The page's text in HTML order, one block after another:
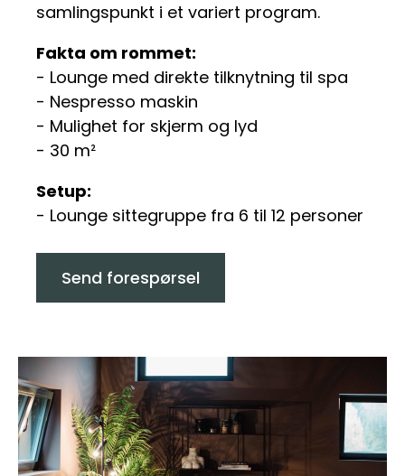
samlingspunkt i et variert program.
Fakta om rommet:
- Lounge med direkte tilknytning til spa
- Nespresso maskin
- Mulighet for skjerm og lyd
- 30 m²
Setup:
- Lounge sittegruppe fra 6 til 12 personer
Send forespørsel